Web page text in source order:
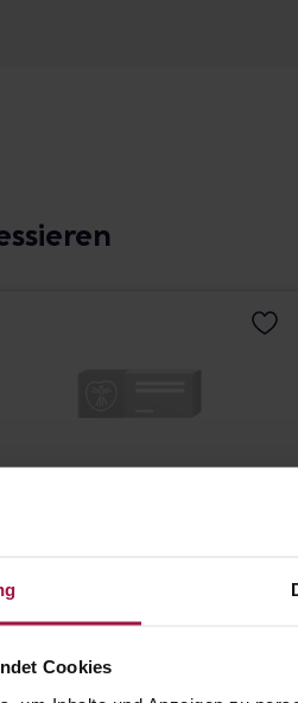
Cookies
und Details